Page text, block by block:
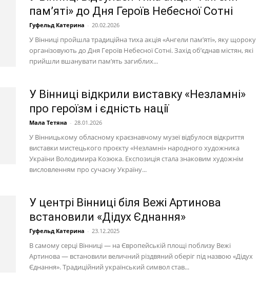
пам’яті» до Дня Героїв Небесної Сотні
Гуфельд Катерина - 20.02.2026
У Вінниці пройшла традиційна тиха акція «Ангели пам’яті», яку щороку
організовують до Дня Героїв Небесної Сотні. Захід об’єднав містян, які
прийшли вшанувати пам’ять загиблих...
У Вінниці відкрили виставку «Незламні»
про героїзм і єдність нації
Мала Тетяна - 28.01.2026
У Вінницькому обласному краєзнавчому музеї відбулося відкриття
виставки мистецького проєкту «Незламні» народного художника
України Володимира Козюка. Експозиція стала знаковим художнім
висловленням про сучасну Україну...
У центрі Вінниці біля Вежі Артинова
встановили «Дідух Єднання»
Гуфельд Катерина - 23.12.2025
В самому серці Вінниці — на Європейській площі поблизу Вежі
Артинова — встановили величний різдвяний оберіг під назвою «Дідух
Єднання». Традиційний український символ став...